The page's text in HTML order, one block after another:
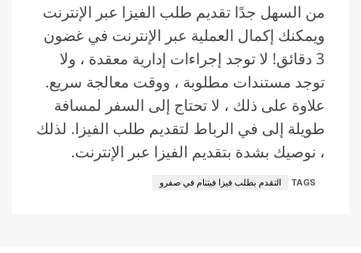
من السهل جدًا تقديم طلب الفيزا عبر الإنترنت
ويمكنك إكمال العملية عبر الإنترنت في غضون
3 دقائق! لا توجد إجراءات إدارية معقدة ، ولا
توجد مستندات مطلوبة ، ووقت معالجة سريع.
علاوة على ذلك ، لا تحتاج إلى السفر لمسافة
طويلة إلى في الرباط لتقديم طلب الفيزا. لذلك
، نوصيك بشدة بتقديم الفيزا عبر الإنترنت.
TAGS التقدم بطلب فيزا فيتنام في صفرو